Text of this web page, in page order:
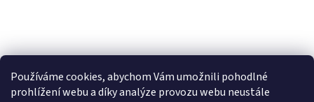
Používáme cookies, abychom Vám umožnili pohodlné
prohlížení webu a díky analýze provozu webu neustále